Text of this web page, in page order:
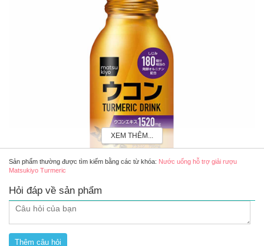
Nước uống hỗ trợ giải rượu Matsukiyo Turmeric (100ml/chai)
Ưu điểm của nước uống Matsukiyo Turmeric
XEM THÊM...
Sản phẩm thường được tìm kiếm bằng các từ khóa: Nước uống hỗ trợ giải rượu
Matsukiyo Turmeric
Hỏi đáp về sản phẩm